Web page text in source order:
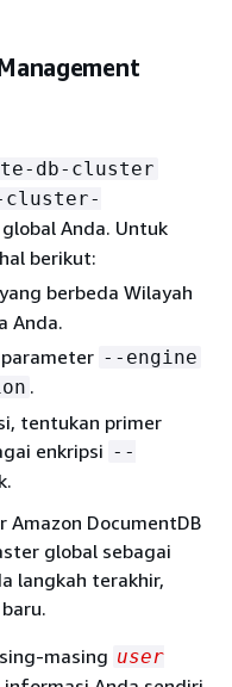
db-cluster
Anda. Untuk
berikut:
berbeda Wilayah
Anda.
--engine
.
tentukan primer
enkripsi --
DocumentDB
global sebagai
langkah terakhir,
masing user